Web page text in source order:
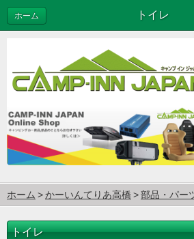
トイレ
ホーム
ホーム かーいんてりあ高橋 部品・パー
トイレ